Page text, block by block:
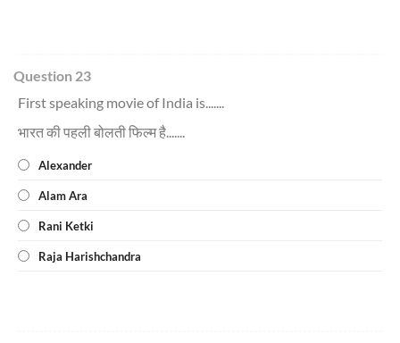
Question 23
First speaking movie of India is.......
भारत की पहली बोलती फिल्म है.......
Alexander
Alam Ara
Rani Ketki
Raja Harishchandra